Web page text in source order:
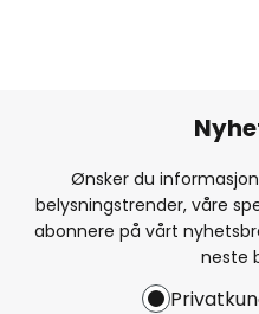
Ønsker du
belysningstrender, våre
abonnere på vårt
neste